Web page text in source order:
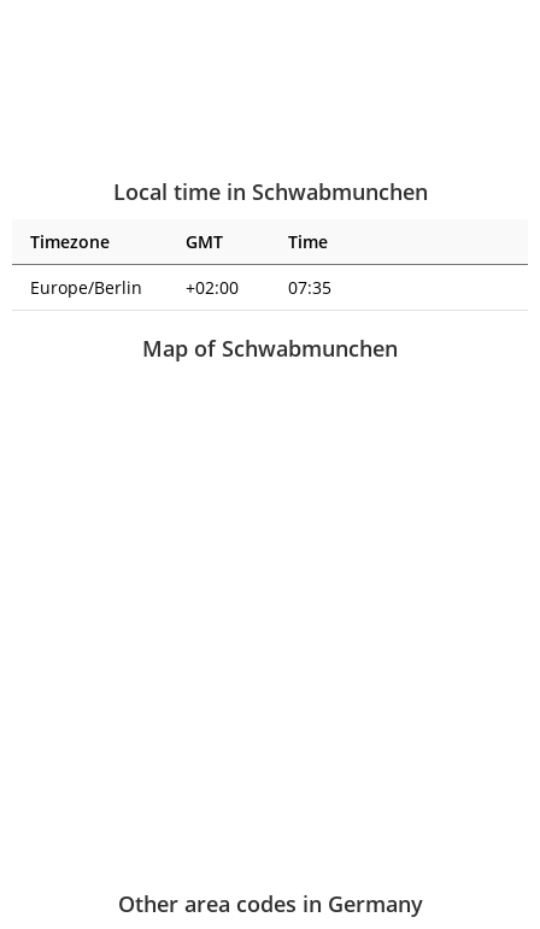
Local time in Schwabmunchen
Timezone GMT
Time
Europe/Berlin
+02:00 07:35
Map of Schwabmunchen
Other area codes in Germany